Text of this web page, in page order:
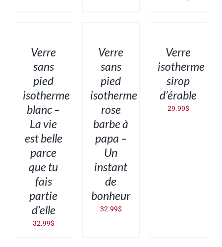
DÉTAILSVerre
sans
pied
isotherme
blanc –
La vie
est belle
parce
que tu
fais
partie
d’elle
32.99$
DÉTAILSVerre
sans
pied
isotherme
rose
barbe à
papa –
Un
instant
de
bonheur
32.99$
DÉTAILSVerre
isotherme
sirop
d’érable
29.99$